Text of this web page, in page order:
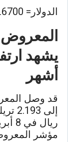
الدولار= 15.6700 جنيه مصري.
أشهر
مؤشر